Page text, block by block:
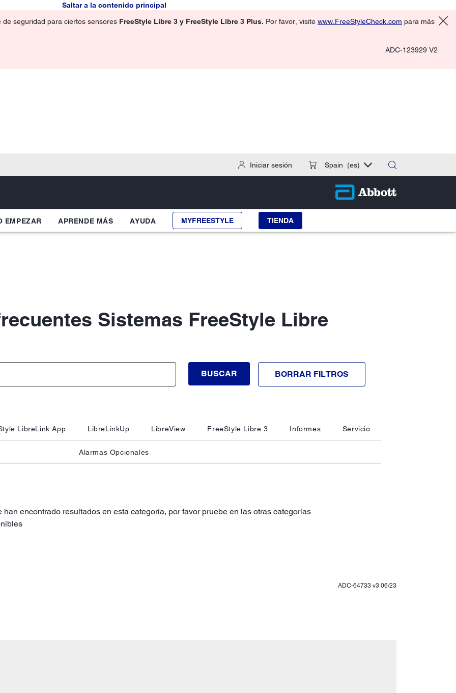
Saltar a la contenido principal
seguridad para ciertos sensores FreeStyle Libre 3 y FreeStyle Libre 3 Plus. Por favor, visite www.FreeStyleCheck.com para más
ADC-123929 V2
Iniciar sesión Spain (es)
EMPEZAR APRENDE MÁS AYUDA MYFREESTYLE TIENDA
Sistemas FreeStyle Libre
BUSCAR BORRAR FILTROS
LibreLink App LibreLinkUp LibreView FreeStyle Libre 3 Informes Servicio
Alarmas Opcionales
han encontrado resultados en esta categoría, por favor pruebe en las otras categorías
ADC-64733 v3 06/23